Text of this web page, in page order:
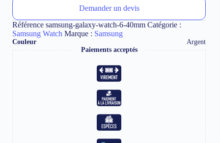
Demander un devis
Référence samsung-galaxy-watch-6-40mm Catégorie :
Samsung Watch Marque : Samsung
Couleur
Argent
Paiements acceptés